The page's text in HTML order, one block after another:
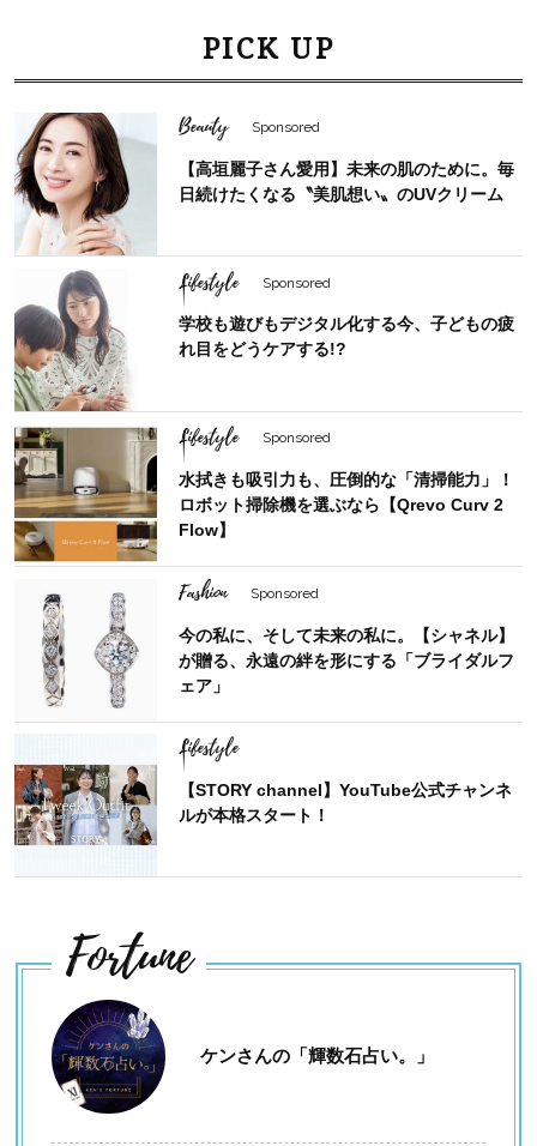
PICK UP
Beauty Sponsored
【高垣麗子さん愛用】未来の肌のために。毎
日続けたくなる〝美肌想い〟のUVクリーム
Lifestyle Sponsored
学校も遊びもデジタル化する今、子どもの疲
れ目をどうケアする!?
Lifestyle Sponsored
水拭きも吸引力も、圧倒的な「清掃能力」！
ロボット掃除機を選ぶなら【Qrevo Curv 2
Flow】
Fashion Sponsored
今の私に、そして未来の私に。【シャネル】
が贈る、永遠の絆を形にする「ブライダルフ
ェア」
Lifestyle
【STORY channel】YouTube公式チャンネ
ルが本格スタート！
Fortune
ケンさんの「輝数石占い。」